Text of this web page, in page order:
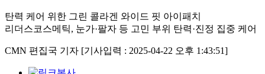
탄력 케어 위한 그린 콜라겐 와이드 핏 아이패치
리더스코스메틱, 눈가·팔자 등 고민 부위 탄력·진정 집중 케어
CMN 편집국 기자 [기사입력 : 2025-04-22 오후 1:43:51]